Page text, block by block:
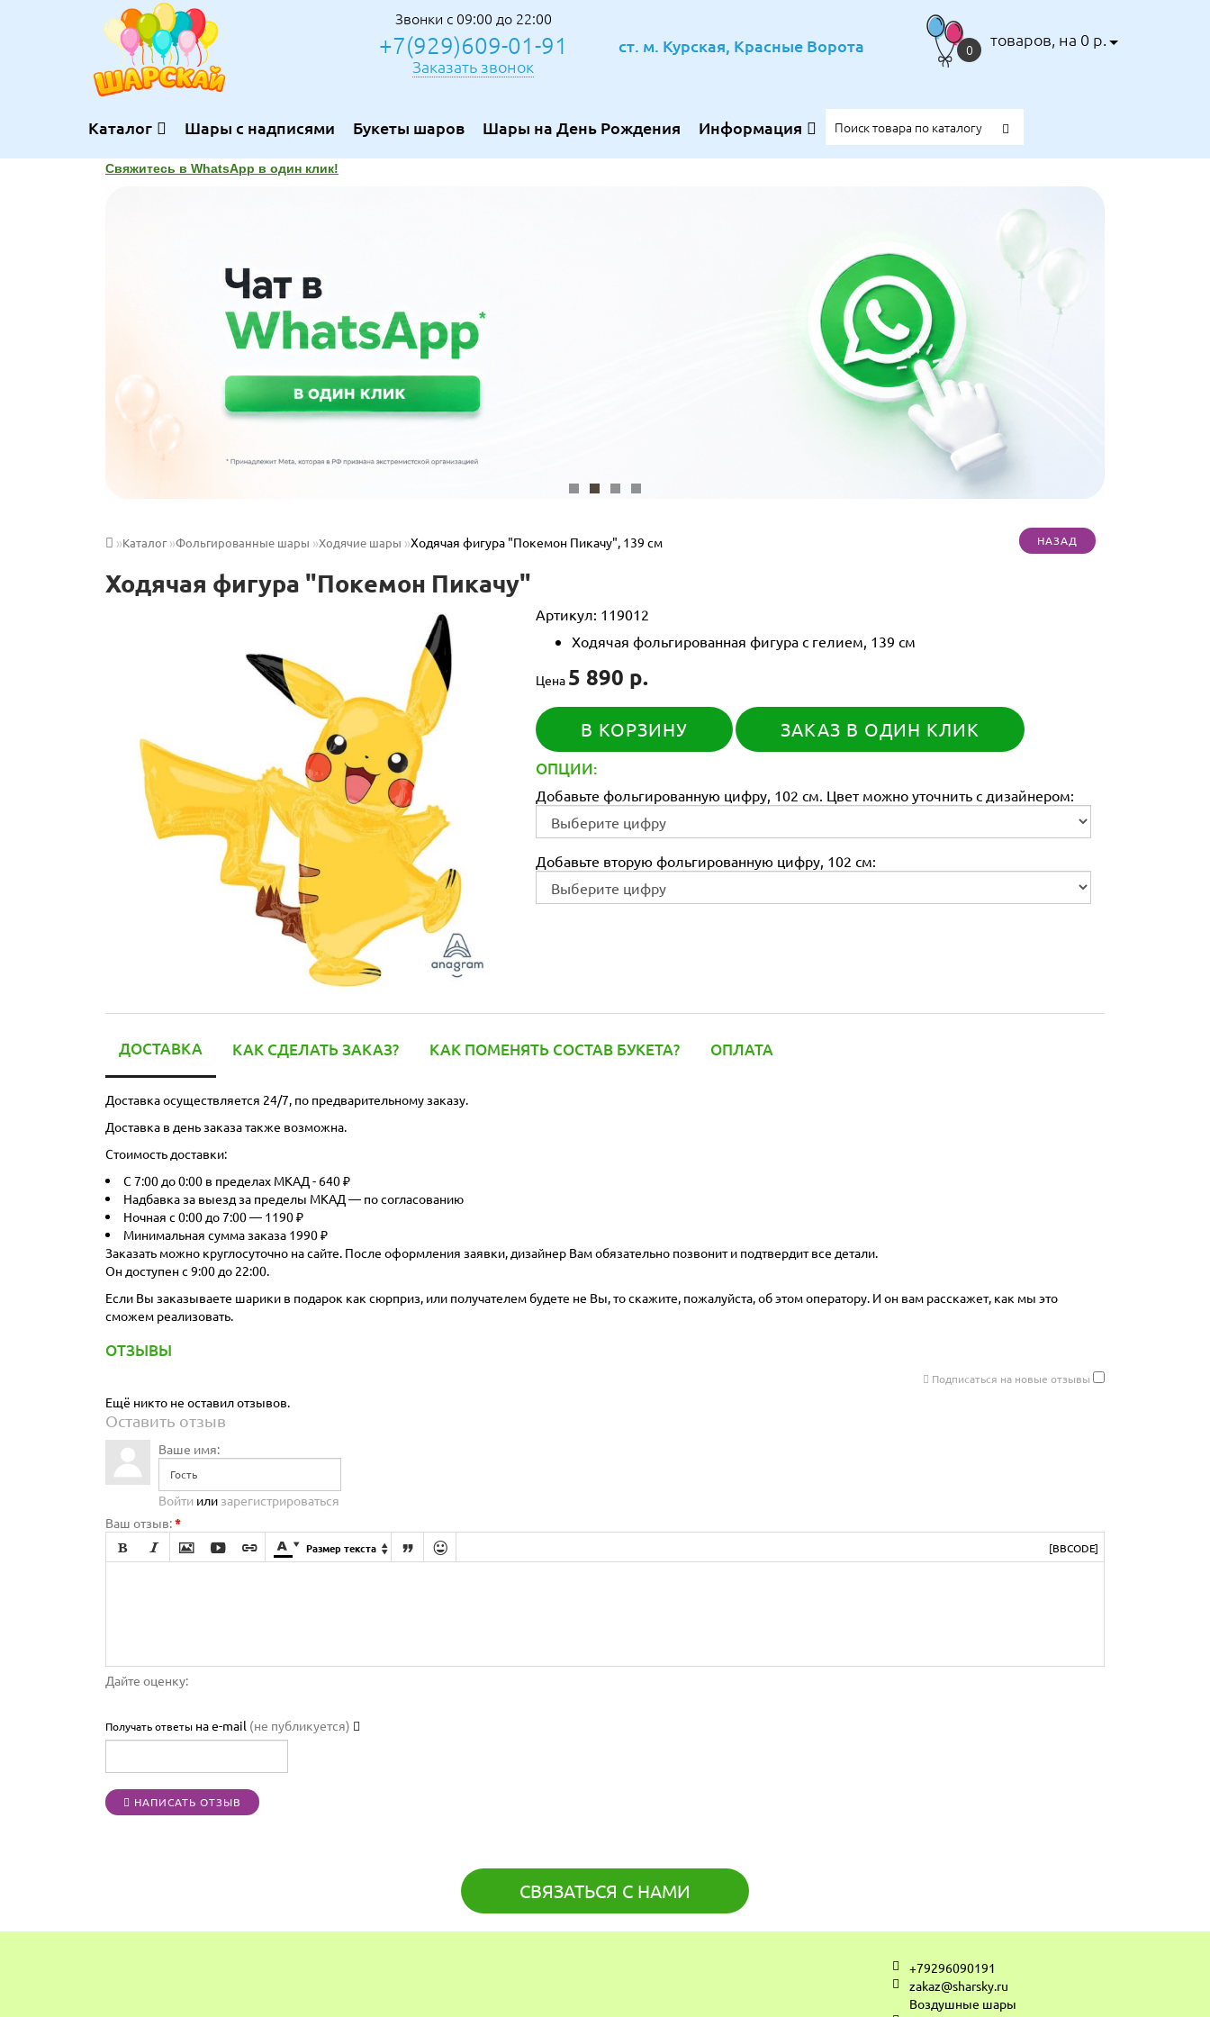
Звонки с 09:00 до 22:00
+7(929)609-01-91
Заказать звонок
ст. м. Курская, Красные Ворота 0 товаров, на 0 р.
Каталог Шары с надписями Букеты шаров Шары на День Рождения Информация
Свяжитесь в WhatsApp в один клик!
Каталог Фольгированные шары Ходячие шары Ходячая фигура "Покемон Пикачу", 139 см
Ходячая фигура "Покемон Пикачу"
Артикул: 119012
Ходячая фольгированная фигура с гелием, 139 см
Цена 5 890 р.
В КОРЗИНУ ЗАКАЗ В ОДИН КЛИК
ОПЦИИ:
Добавьте фольгированную цифру, 102 см. Цвет можно уточнить с дизайнером:
Добавьте вторую фольгированную цифру, 102 см:
ДОСТАВКА КАК СДЕЛАТЬ ЗАКАЗ? КАК ПОМЕНЯТЬ СОСТАВ БУКЕТА? ОПЛАТА
Доставка осуществляется 24/7, по предварительному заказу.
Доставка в день заказа также возможна.
Стоимость доставки:
С 7:00 до 0:00 в пределах МКАД - 640 ₽
Надбавка за выезд за пределы МКАД — по согласованию
Ночная с 0:00 до 7:00 — 1190 ₽
Минимальная сумма заказа 1990 ₽
Заказать можно круглосуточно на сайте. После оформления заявки, дизайнер Вам обязательно позвонит и подтвердит все детали.
Он доступен с 9:00 до 22:00.
Если Вы заказываете шарики в подарок как сюрприз, или получателем будете не Вы, то скажите, пожалуйста, об этом оператору. И он вам расскажет, как мы это
сможем реализовать.
ОТЗЫВЫ
Подписаться на новые отзывы
Ещё никто не оставил отзывов.
Оставить отзыв
Ваше имя:
Войти или зарегистрироваться
Ваш отзыв:*

      Размер текста    [BBCODE]
Дайте оценку:
Получать ответы на e-mail (не публикуется)
НАПИСАТЬ ОТЗЫВ
СВЯЗАТЬСЯ С НАМИ
+79296090191
zakaz@sharsky.ru
Воздушные шары